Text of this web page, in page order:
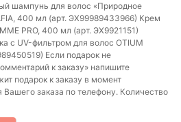
шампунь для волос «Природное
400 мл (арт. ЭХ99989433966) Крем
PRO, 400 мл (арт. ЭХ9921151)
с UV-фильтром для волос OTIUM
Если подарок не
к заказу» напишите
подарок к заказу в момент
заказа по телефону. Количество